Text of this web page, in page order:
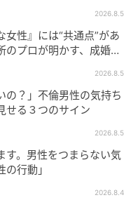
2026.8.5
女性』には“共通点”があ
のプロが明かす、成婚し
2026.8.5
の？」不倫男性の気持ち
せる３つのサイン
2026.8.5
す。男性をつまらない気
行動」
2026.8.4